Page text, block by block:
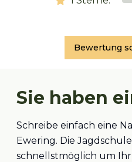
Bewertung
Sie haben
Schreibe einfach eine
Ewering. Die
schnellstmöglich um